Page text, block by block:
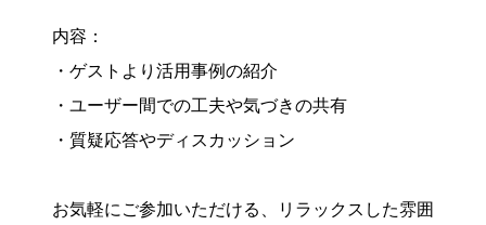
内容：
・ゲストより活用事例の紹介
・ユーザー間での工夫や気づきの共有
・質疑応答やディスカッション
お気軽にご参加いただける、リラックスした雰囲